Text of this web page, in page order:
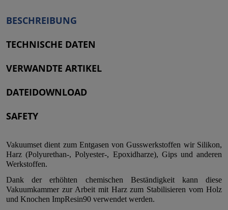
BESCHREIBUNG
TECHNISCHE DATEN
VERWANDTE ARTIKEL
DATEIDOWNLOAD
SAFETY
Vakuumset dient zum Entgasen von Gusswerkstoffen wir Silikon,
Harz (Polyurethan-, Polyester-, Epoxidharze), Gips und anderen
Werkstoffen.
Dank der erhöhten chemischen Beständigkeit kann diese
Vakuumkammer zur Arbeit mit Harz zum Stabilisieren vom Holz
und Knochen ImpResin90 verwendet werden.